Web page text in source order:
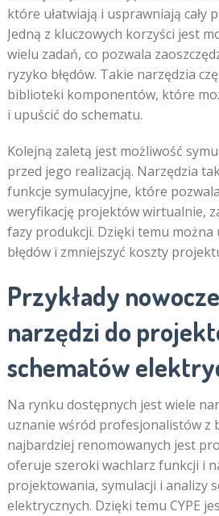
które ułatwiają i usprawniają cały
Jedną z kluczowych korzyści jest
wielu zadań, co pozwala
ryzyko błędów. Takie narzędzia
biblioteki komponentów, które
i upuścić do schematu.
Kolejną zaletą jest możliwość
przed jego realizacją. Narzędzia
funkcje symulacyjne, które
weryfikację projektów wirtualnie,
fazy produkcji. Dzięki temu
błędów i zmniejszyć koszty
Przykłady
narzędzi do
schematów
Na rynku dostępnych jest wiele
uznanie wśród profesjonalistów z
najbardziej renomowanych jest
oferuje szeroki wachlarz funkcji i
projektowania, symulacji i analizy
elektrycznych. Dzięki temu CYPE